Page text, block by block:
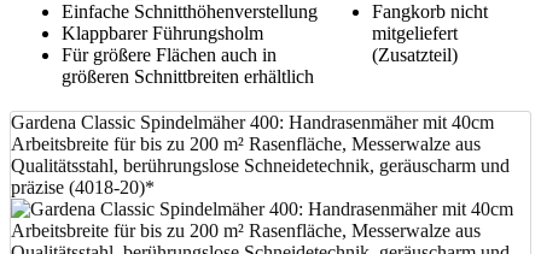
Einfache Schnitthöhenverstellung
Klappbarer Führungsholm
Für größere Flächen auch in
größeren Schnittbreiten erhältlich
Fangkorb nicht
mitgeliefert
(Zusatzteil)
Gardena Classic Spindelmäher 400: Handrasenmäher mit 40cm
Arbeitsbreite für bis zu 200 m² Rasenfläche, Messerwalze aus
Qualitätsstahl, berührungslose Schneidetechnik, geräuscharm und
präzise (4018-20)*